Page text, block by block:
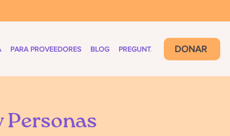
PARA PROVEEDORES BLOG PREGUNTAS FRECUENTES
DONAR
Personas